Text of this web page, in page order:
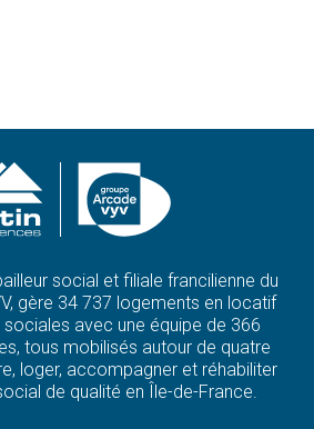
social et filiale francilienne du
gère 34 737 logements en locatif
avec une équipe de 366
tous mobilisés autour de quatre
loger, accompagner et réhabiliter
de qualité en Île-de-France.